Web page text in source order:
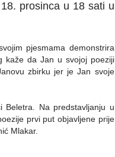
prosinca u 18 sati u
pjesmama demonstrira
kaže da Jan u svojoj poeziji
zbirku jer je Jan svoje
Beletra. Na predstavljanju u
prvi put objavljene prije
Mlakar.